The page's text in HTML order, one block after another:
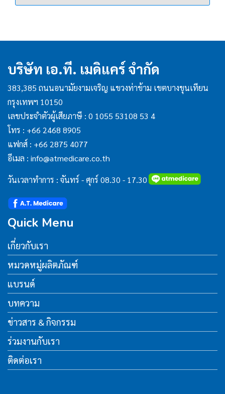
บริษัท เอ.ที. เมดิแคร์ จำกัด
383,385 ถนนอนามัยงามเจริญ แขวงท่าข้าม เขตบางขุนเทียน
กรุงเทพฯ 10150
เลขประจำตัวผู้เสียภาษี : 0 1055 53108 53 4
โทร : +66 2468 8905
แฟกส์ : +66 2875 4077
อีเมล : info@atmedicare.co.th
วันเวลาทำการ : จันทร์ - ศุกร์ 08.30 - 17.30
Quick Menu
เกี่ยวกับเรา
หมวดหมู่ผลิตภัณฑ์
แบรนด์
บทความ
ข่าวสาร & กิจกรรม
ร่วมงานกับเรา
ติดต่อเรา